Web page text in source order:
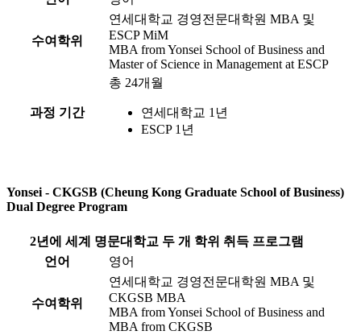
수여학위
연세대학교 경영전문대학원 MBA 및
ESCP MiM
MBA from Yonsei School of Business and
Master of Science in Management at ESCP
과정 기간
총 24개월
연세대학교 1년
ESCP 1년
Yonsei - CKGSB (Cheung Kong Graduate School of Business)
Dual Degree Program
2년에 세계 명문대학교 두 개 학위 취득 프로그램
언어
영어
수여학위
연세대학교 경영전문대학원 MBA 및
CKGSB MBA
MBA from Yonsei School of Business and
MBA from CKGSB